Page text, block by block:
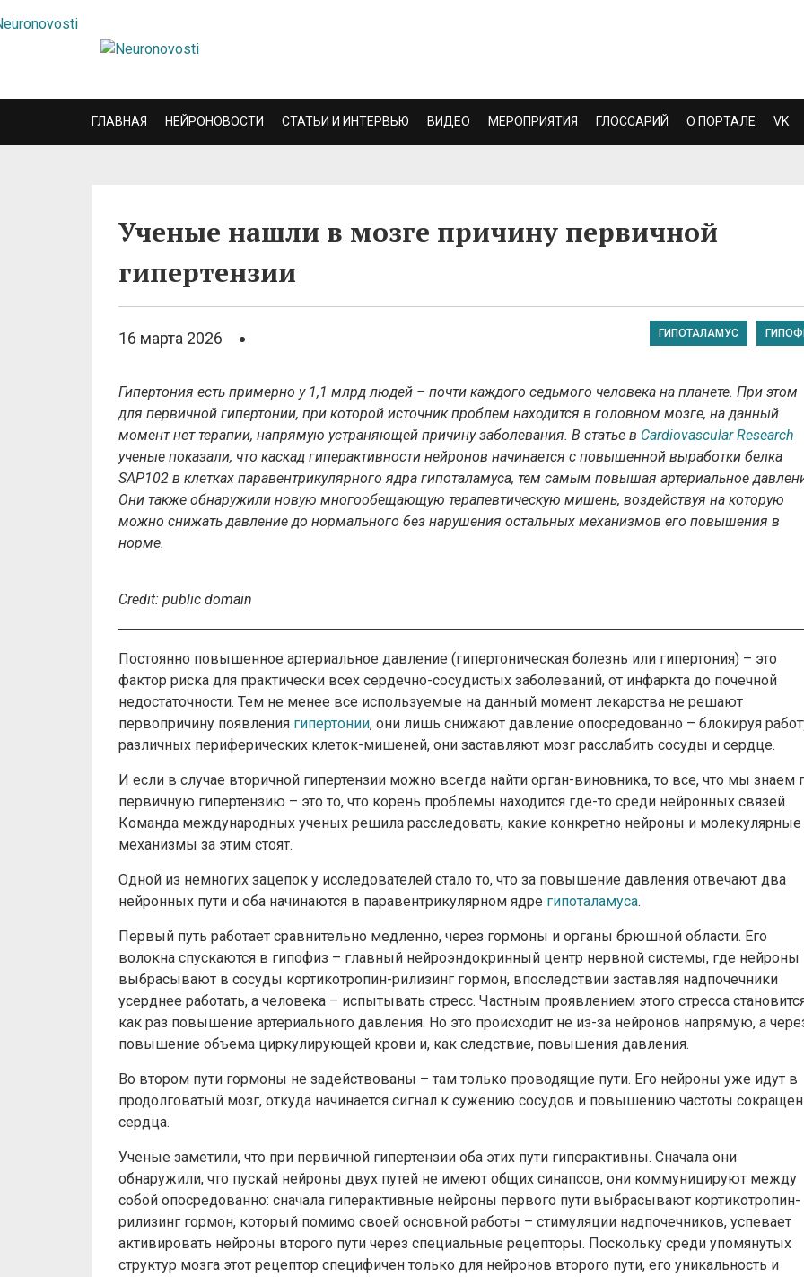
ГЛАВНАЯ НЕЙРОНОВОСТИ СТАТЬИ И ИНТЕРВЬЮ ВИДЕО МЕРОПРИЯТИЯ ГЛОССАРИЙ О ПОРТАЛЕ VK
Ученые нашли в мозге причину первичной
гипертензии
16 марта 2026 ГИПОТАЛАМУС
Гипертония есть примерно у 1,1 млрд людей – почти каждого седьмого человека на планете. При этом
для первичной гипертонии, при которой источник проблем находится в головном мозге, на данный
момент нет терапии, напрямую устраняющей причину заболевания. В статье в Cardiovascular Research
ученые показали, что каскад гиперактивности нейронов начинается с повышенной выработки белка
SAP102 в клетках паравентрикулярного ядра гипоталамуса, тем самым повышая артериальное
Они также обнаружили новую многообещающую терапевтическую мишень, воздействуя на которую
можно снижать давление до нормального без нарушения остальных механизмов его повышения в
норме.
Credit: public domain
Постоянно повышенное артериальное давление (гипертоническая болезнь или гипертония) – это
фактор риска для практически всех сердечно-сосудистых заболеваний, от инфаркта до почечной
недостаточности. Тем не менее все используемые на данный момент лекарства не решают
первопричину появления гипертонии, они лишь снижают давление опосредованно – блокируя
различных периферических клеток-мишеней, они заставляют мозг расслабить сосуды и сердце.
И если в случае вторичной гипертензии можно всегда найти орган-виновника, то все, что мы знаем
первичную гипертензию – это то, что корень проблемы находится где-то среди нейронных связей.
Команда международных ученых решила расследовать, какие конкретно нейроны и молекулярные
механизмы за этим стоят.
Одной из немногих зацепок у исследователей стало то, что за повышение давления отвечают два
нейронных пути и оба начинаются в паравентрикулярном ядре гипоталамуса.
Первый путь работает сравнительно медленно, через гормоны и органы брюшной области. Его
волокна спускаются в гипофиз – главный нейроэндокринный центр нервной системы, где нейроны
выбрасывают в сосуды кортикотропин-рилизинг гормон, впоследствии заставляя надпочечники
усерднее работать, а человека – испытывать стресс. Частным проявлением этого стресса
как раз повышение артериального давления. Но это происходит не из-за нейронов напрямую, а
повышение объема циркулирующей крови и, как следствие, повышения давления.
Во втором пути гормоны не задействованы – там только проводящие пути. Его нейроны уже идут в
продолговатый мозг, откуда начинается сигнал к сужению сосудов и повышению частоты
сердца.
Ученые заметили, что при первичной гипертензии оба этих пути гиперактивны. Сначала они
обнаружили, что пускай нейроны двух путей не имеют общих синапсов, они коммуницируют между
собой опосредованно: сначала гиперактивные нейроны первого пути выбрасывают кортикотропин-
рилизинг гормон, который помимо своей основной работы – стимуляции надпочечников, успевает
активировать нейроны второго пути через специальные рецепторы. Поскольку среди упомянутых
структур мозга этот рецептор специфичен только для нейронов второго пути, его уникальность и